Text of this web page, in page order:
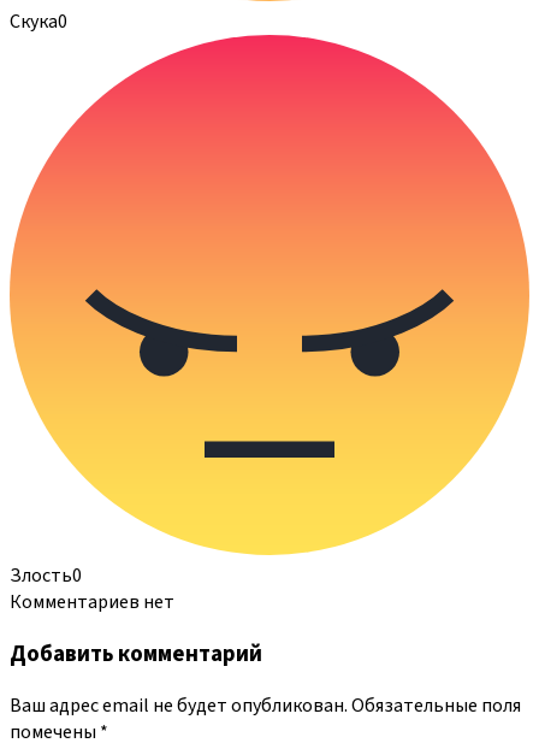
Скука0
Злость0
Комментариев нет
Добавить комментарий
Ваш адрес email не будет опубликован.Обязательные поля
помечены *